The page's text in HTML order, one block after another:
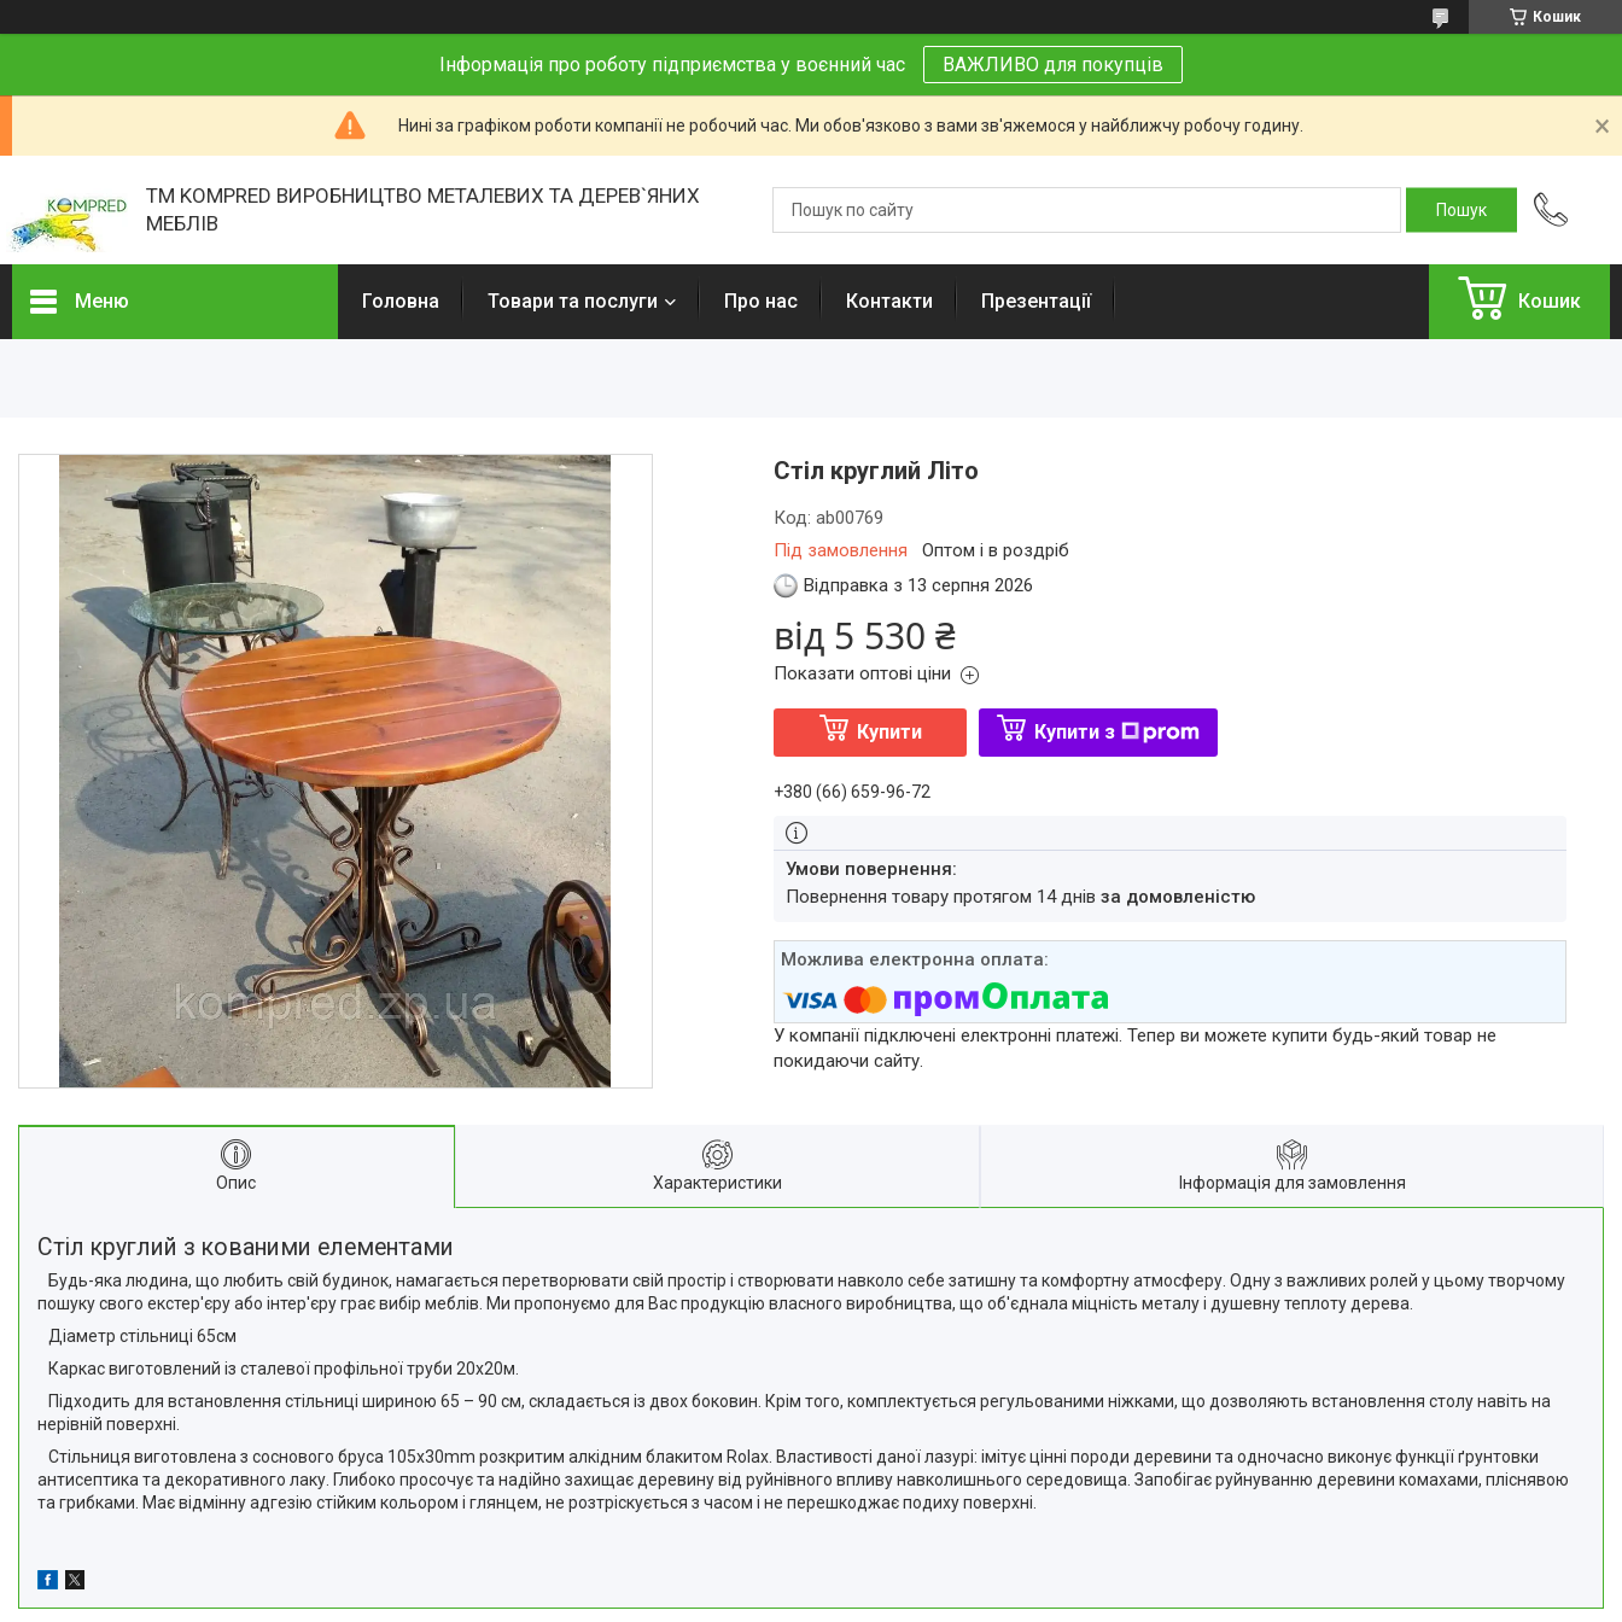
Кошик
Інформація про роботу підприємства у воєнний час ВАЖЛИВО для покупців
Нині за графіком роботи компанії не робочий час. Ми обов'язково з вами зв'яжемося у найближчу робочу годину.
ТМ KOMPRED ВИРОБНИЦТВО МЕТАЛЕВИХ ТА ДЕРЕВ`ЯНИХ
МЕБЛІВ
Меню
Презентації
Реєстраційні документи
Головна Товари та послуги Про нас Контакти Презентації Кошик
Стіл круглий Літо
Під замовлення Оптом і в роздріб
Код:ab00769
Відправка з 13 серпня 2026
від 5 530 ₴
Показати оптові ціни
Купити Купити з
+380 (66) 659-96-72
повернення товару протягом 14 днівза домовленістю
У компанії підключені електронні платежі. Тепер ви можете купити будь-який товар не
покидаючи сайту.
Опис Характеристики Інформація для замовлення
Стіл круглий з кованими елементами
Будь-яка людина, що любить свій будинок, намагається перетворювати свій простір і створювати навколо себе затишну та комфортну атмосферу. Одну з важливих ролей у цьому творчому
пошуку свого екстер'єру або інтер'єру грає вибір меблів. Ми пропонуємо для Вас продукцію власного виробництва, що об'єднала міцність металу і душевну теплоту дерева.
Діаметр стільниці 65см
Каркас виготовлений із сталевої профільної труби 20х20м.
Підходить для встановлення стільниці шириною 65 – 90 см, складається із двох боковин. Крім того, комплектується регульованими ніжками, що дозволяють встановлення столу навіть на
нерівній поверхні.
Стільниця виготовлена з соснового бруса 105х30mm розкритим алкідним блакитом Rolax. Властивості даної лазурі: імітує цінні породи деревини та одночасно виконує функції ґрунтовки
антисептика та декоративного лаку. Глибоко просочує та надійно захищає деревину від руйнівного впливу навколишнього середовища. Запобігає руйнуванню деревини комахами, пліснявою
та грибками. Має відмінну адгезію стійким кольором і глянцем, не розтріскується з часом і не перешкоджає подиху поверхні.